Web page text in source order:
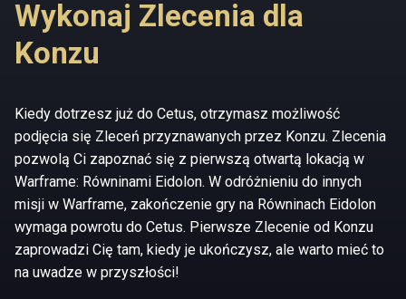
Wykonaj Zlecenia dla
Konzu
Kiedy dotrzesz już do Cetus, otrzymasz możliwość
podjęcia się Zleceń przyznawanych przez Konzu. Zlecenia
pozwolą Ci zapoznać się z pierwszą otwartą lokacją w
Warframe: Równinami Eidolon. W odróżnieniu do innych
misji w Warframe, zakończenie gry na Równinach Eidolon
wymaga powrotu do Cetus. Pierwsze Zlecenie od Konzu
zaprowadzi Cię tam, kiedy je ukończysz, ale warto mieć to
na uwadze w przyszłości!